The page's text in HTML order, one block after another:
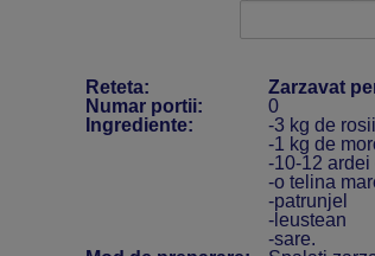
Reteta:
Zarzavat
Numar portii:
0
Ingrediente:
-3 kg de rosii
-1 kg de
-10-12 ardei
-o telina
-patrunjel
-leustean
-sare.